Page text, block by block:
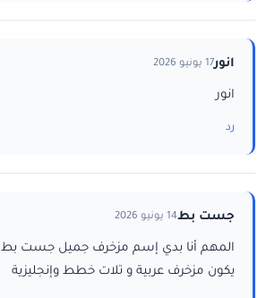
انور17 يونيو 2026
انور
رد
جست بط14 يونيو 2026
المهم أنا بدي إسم مزخرف جميل جست بط
يكون مزخرف عربية و تلات خطط وإنجليزية